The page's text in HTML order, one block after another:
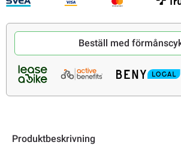
Beställ med
Produktbeskrivning